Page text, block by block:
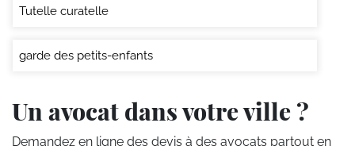
Tutelle curatelle
garde des petits-enfants
Un avocat dans votre ville ?
Demandez en ligne des devis à des avocats partout en